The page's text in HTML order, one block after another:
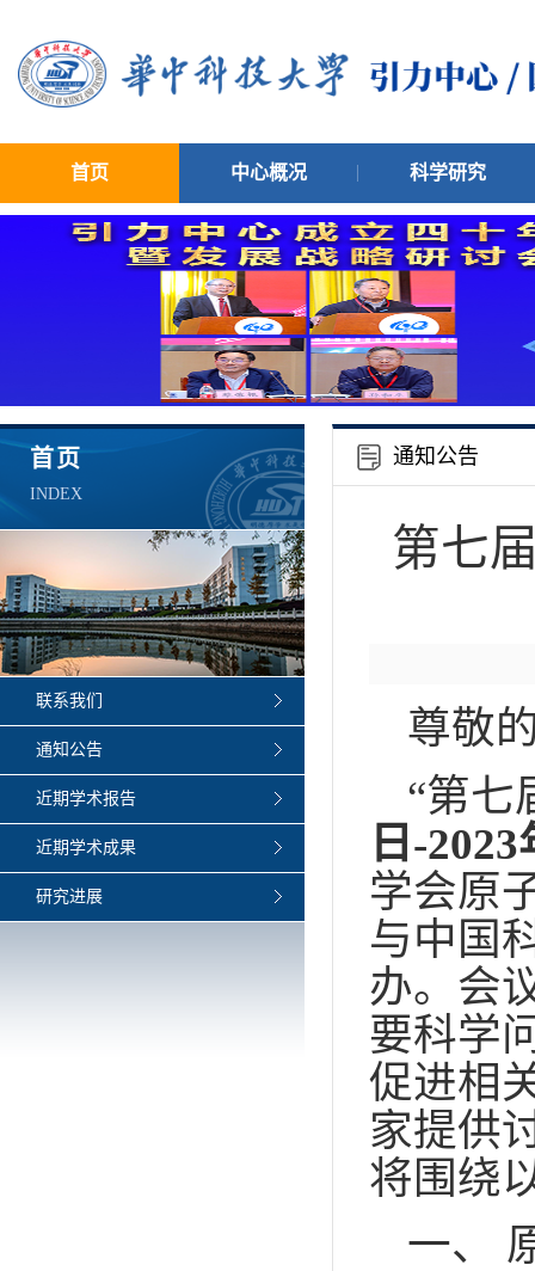
首页 中心概况 科学研究
首页
INDEX
联系我们
通知公告
近期学术报告
近期学术成果
研究进展
通知公告
第七
尊敬
“第七
日-
学会原
与中国
办。会
要科学
促进相
家提供
将围绕
一、